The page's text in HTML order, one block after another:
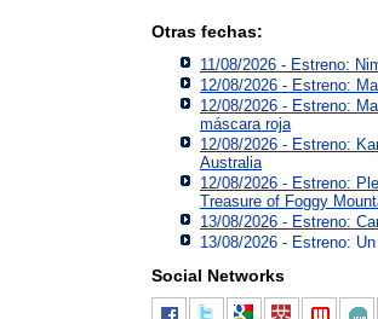
Otras fechas:
11/08/2026 - Estreno:
12/08/2026 - Estreno:
12/08/2026 - Estreno:
máscara roja
12/08/2026 - Estreno:
Australia
12/08/2026 - Estreno:
Treasure of Foggy
13/08/2026 - Estreno:
13/08/2026 - Estreno:
Social Networks